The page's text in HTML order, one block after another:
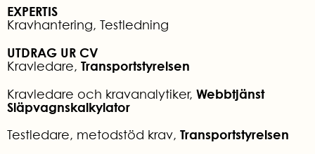
EXPERTIS
Kravhantering, Testledning
UTDRAG UR CV
Kravledare, Transportstyrelsen
Kravledare och kravanalytiker, Webbtjänst
Släpvagnskalkylator
Testledare, metodstöd krav, Transportstyrelsen